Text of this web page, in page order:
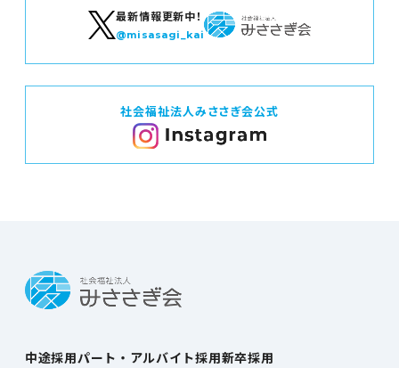
最新情報更新中！
@misasagi_kai
社会福祉法人みささぎ会公式
中途採用パート・アルバイト採用新卒採用